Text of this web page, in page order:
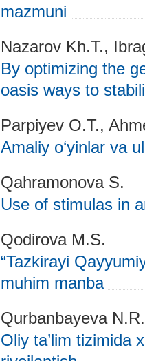
mazmuni
Nazarov Kh.T.,
By optimizing the
oasis ways to
Parpiyev O.T.,
Amaliy o‘yinlar va
Qahramonova S.
Use of stimulas in
Qodirova M.S.
“Tazkirayi
muhim manba
Qurbanbayeva N.R.
Oliy ta’lim tizimida